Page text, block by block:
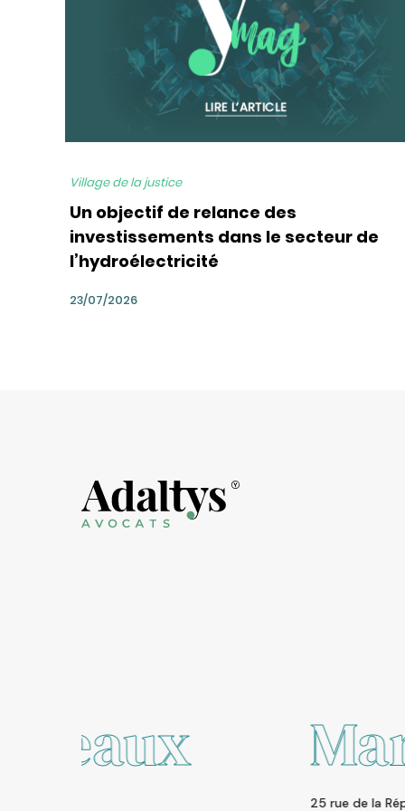
Village de la justice
Un objectif de relance des
investissements dans le secteur de
l’hydroélectricité
23/07/2026
Marseille